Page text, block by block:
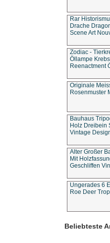
Rar
Drache
Scene Art
Zodiac -
Öllampe
Reenactment
Originale
Rosenmuster
Bauhaus
Holz Dreibein
Vintage
Alter Großer
Mit
Geschliffen
Ungerades 6
Roe Deer
Beliebteste